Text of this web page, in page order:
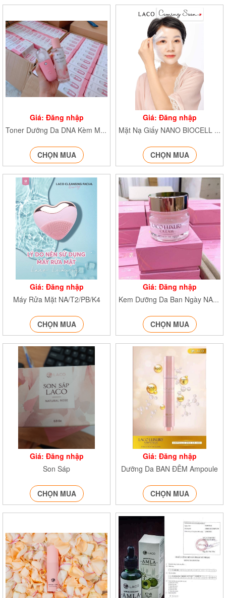
Giá: Đăng nhập
Toner Dưỡng Da DNA Kèm Máy Phun Sương NA/T2/PB/K4
CHỌN MUA
Giá: Đăng nhập
Mặt Nạ Giấy NANO BIOCELL NA/T1/K5
CHỌN MUA
Giá: Đăng nhập
Máy Rửa Mặt NA/T2/PB/K4
CHỌN MUA
Giá: Đăng nhập
Kem Dưỡng Da Ban Ngày NA/T2/PB/K4
CHỌN MUA
Giá: Đăng nhập
Son Sáp
CHỌN MUA
Giá: Đăng nhập
Dưỡng Da BAN ĐÊM Ampoule
CHỌN MUA